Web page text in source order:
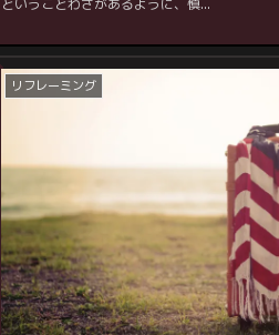
ということわざがあるように、慎...
リフレーミング